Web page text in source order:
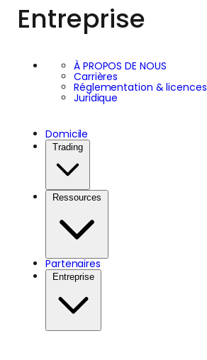
Entreprise
À PROPOS DE NOUS
Carrières
Réglementation & licences
Juridique
Domicile
Trading
Ressources
Partenaires
Entreprise